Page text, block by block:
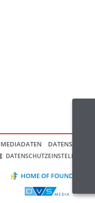
MEDIADATEN DATENSCHUTZ
DATENSCHUTZEINSTELLUNGEN
HOME OF FOUNDRY